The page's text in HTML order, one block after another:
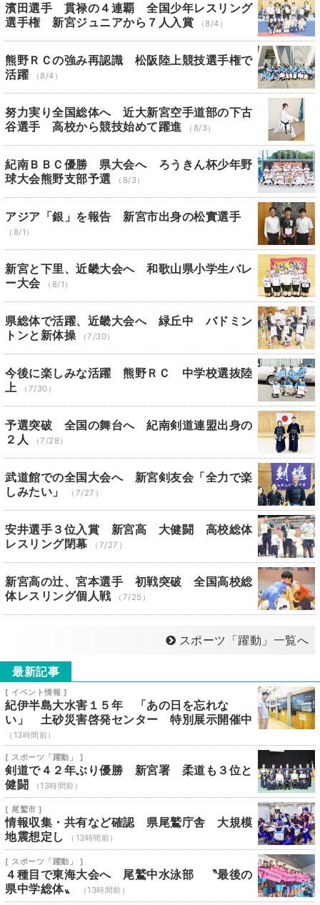
濱田選手 貫禄の４連覇 全国少年レスリング
選手権 新宮ジュニアから７人入賞
（8/4）
熊野ＲＣの強み再認識 松阪陸上競技選手権で
活躍
（8/4）
努力実り全国総体へ 近大新宮空手道部の下古
谷選手 高校から競技始めて躍進
（8/3）
紀南ＢＢＣ優勝 県大会へ ろうきん杯少年野
球大会熊野支部予選
（8/3）
アジア「銀」を報告 新宮市出身の松實選手
（8/1）
新宮と下里、近畿大会へ 和歌山県小学生バレ
ー大会
（8/1）
県総体で活躍、近畿大会へ 緑丘中 バドミン
トンと新体操
（7/30）
今後に楽しみな活躍 熊野ＲＣ 中学校選抜陸
上
（7/30）
予選突破 全国の舞台へ 紀南剣道連盟出身の
２人
（7/28）
武道館での全国大会へ 新宮剣友会「全力で楽
しみたい」
（7/27）
安井選手３位入賞 新宮高 大健闘 高校総体
レスリング閉幕
（7/27）
新宮高の辻、宮本選手 初戦突破 全国高校総
体レスリング個人戦
（7/25）
スポーツ「躍動」一覧へ
最新記事
[ イベント情報 ]
紀伊半島大水害１５年 「あの日を忘れな
い」 土砂災害啓発センター 特別展示開催中
（13時間前）
[ スポーツ「躍動」 ]
剣道で４２年ぶり優勝 新宮署 柔道も３位と
健闘
（13時間前）
[ 尾鷲市 ]
情報収集・共有など確認 県尾鷲庁舎 大規模
地震想定し
（13時間前）
[ スポーツ「躍動」 ]
４種目で東海大会へ 尾鷲中水泳部 〝最後の
県中学総体〟
（13時間前）